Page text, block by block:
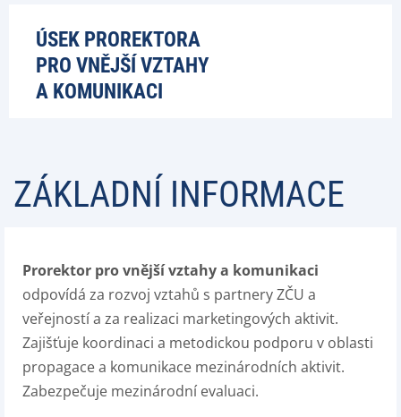
ÚSEK PROREKTORA
PRO VNĚJŠÍ VZTAHY
A KOMUNIKACI
ZÁKLADNÍ INFORMACE
Prorektor pro vnější vztahy a komunikaci
odpovídá za rozvoj vztahů s partnery ZČU a
veřejností a za realizaci marketingových aktivit.
Zajišťuje koordinaci a metodickou podporu v oblasti
propagace a komunikace mezinárodních aktivit.
Zabezpečuje mezinárodní evaluaci.